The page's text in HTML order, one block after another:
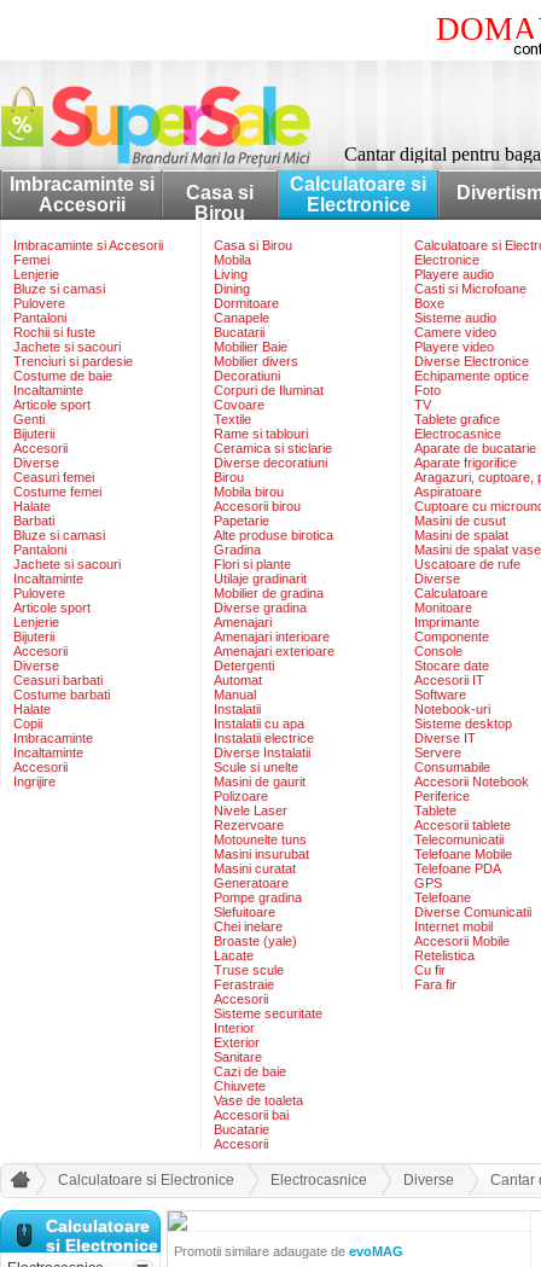
Cantar digital pentru
Imbracaminte si
Accesorii
Casa si
Birou
Calculatoare si
Electronice
Imbracaminte si Accesorii
Femei
Lenjerie
Bluze si camasi
Pulovere
Pantaloni
Rochii si fuste
Jachete si sacouri
Trenciuri si pardesie
Costume de baie
Incaltaminte
Articole sport
Genti
Bijuterii
Accesorii
Diverse
Ceasuri femei
Costume femei
Halate
Barbati
Bluze si camasi
Pantaloni
Jachete si sacouri
Incaltaminte
Pulovere
Articole sport
Lenjerie
Bijuterii
Accesorii
Diverse
Ceasuri barbati
Costume barbati
Halate
Copii
Imbracaminte
Incaltaminte
Accesorii
Ingrijire
Casa si Birou
Mobila
Living
Dining
Dormitoare
Canapele
Bucatarii
Mobilier Baie
Mobilier divers
Decoratiuni
Corpuri de Iluminat
Covoare
Textile
Rame si tablouri
Ceramica si sticlarie
Diverse decoratiuni
Birou
Mobila birou
Accesorii birou
Papetarie
Alte produse birotica
Gradina
Flori si plante
Utilaje gradinarit
Mobilier de gradina
Diverse gradina
Amenajari
Amenajari interioare
Amenajari exterioare
Detergenti
Automat
Manual
Instalatii
Instalatii cu apa
Instalatii electrice
Diverse Instalatii
Scule si unelte
Masini de gaurit
Polizoare
Nivele Laser
Rezervoare
Motounelte tuns
Masini insurubat
Masini curatat
Generatoare
Pompe gradina
Slefuitoare
Chei inelare
Broaste (yale)
Lacate
Truse scule
Ferastraie
Accesorii
Sisteme securitate
Interior
Exterior
Sanitare
Cazi de baie
Chiuvete
Vase de toaleta
Accesorii bai
Bucatarie
Accesorii
Calculatoare si
Electronice
Playere audio
Casti si Microfoane
Boxe
Sisteme audio
Camere video
Playere video
Diverse Electronice
Echipamente optice
Foto
TV
Tablete grafice
Electrocasnice
Aparate de bucatarie
Aparate frigorifice
Aragazuri, cuptoare,
Aspiratoare
Cuptoare cu
Masini de cusut
Masini de spalat
Masini de spalat vase
Uscatoare de rufe
Diverse
Calculatoare
Monitoare
Imprimante
Componente
Console
Stocare date
Accesorii IT
Software
Notebook-uri
Sisteme desktop
Diverse IT
Servere
Consumabile
Accesorii Notebook
Periferice
Tablete
Accesorii tablete
Telecomunicatii
Telefoane Mobile
Telefoane PDA
GPS
Telefoane
Diverse Comunicatii
Internet mobil
Accesorii Mobile
Retelistica
Cu fir
Fara fir
Calculatoare si Electronice Electrocasnice Diverse Cantar
Promotii similare adaugate de evoMAG
Calculatoare
si Electronice